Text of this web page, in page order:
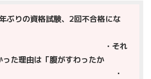
ぶりの資格試験、2回不合格にな
それ
った理由は「腹がすわったか
」 ・